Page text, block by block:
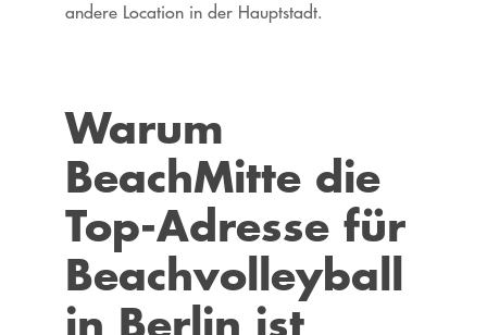
andere Location in der Hauptstadt.
Warum
BeachMitte die
Top-Adresse für
Beachvolleyball
in Berlin ist